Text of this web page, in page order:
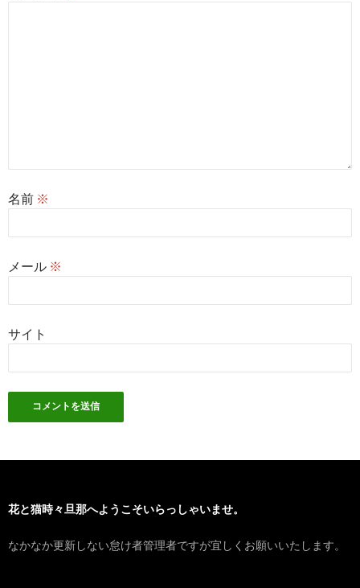
名前 ※
メール ※
サイト
花と猫時々旦那へようこそいらっしゃいませ。
なかなか更新しない怠け者管理者ですが宜しくお願いいたします。